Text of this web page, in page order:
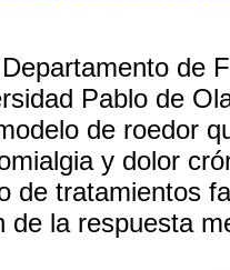
de
Pablo de
de roedor
y dolor
de tratamientos
de la respuesta